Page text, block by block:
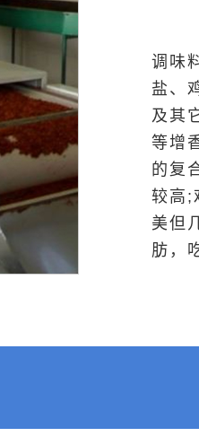
调味
盐、
及其
等增
的复
较高;
美但
肪，